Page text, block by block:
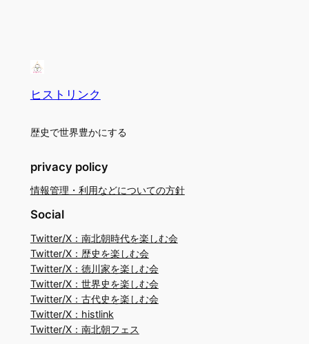
ヒストリンク
歴史で世界豊かにする
privacy policy
情報管理・利用などについての方針
Social
Twitter/X：南北朝時代を楽しむ会
Twitter/X：歴史を楽しむ会
Twitter/X：徳川家を楽しむ会
Twitter/X：世界史を楽しむ会
Twitter/X：古代史を楽しむ会
Twitter/X：histlink
Twitter/X：南北朝フェス